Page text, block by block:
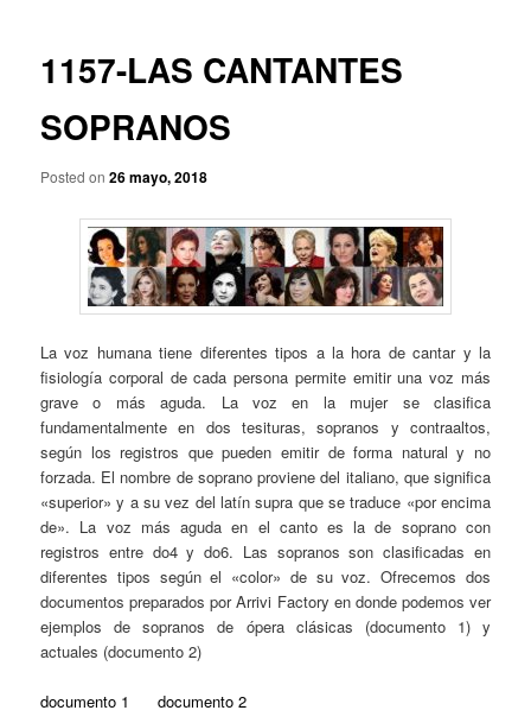
e
g
d
e
e
n
r
a
d
a
s
1157-LAS CANTANTES
SOPRANOS
Posted on26 mayo, 2018
La voz humana tiene diferentes tipos a la hora de cantar y la
fisiología corporal de cada persona permite emitir una voz más
grave o más aguda. La voz en la mujer se clasifica
fundamentalmente en dos tesituras, sopranos y contraaltos,
según los registros que pueden emitir de forma natural y no
forzada. El nombre de soprano proviene del italiano, que significa
«superior» y a su vez del latín supra que se traduce «por encima
de». La voz más aguda en el canto es la de soprano con
registros entre do4 y do6. Las sopranos son clasificadas en
diferentes tipos según el «color» de su voz. Ofrecemos dos
documentos preparados por Arrivi Factory en donde podemos ver
ejemplos de sopranos de ópera clásicas (documento 1) y
actuales (documento 2)
documento 1 documento 2